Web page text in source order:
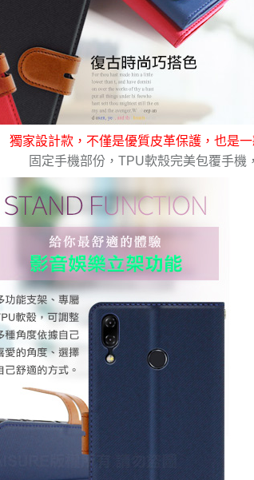
獨家設計款，不僅是優質皮革保護，也是
固定手機部份，TPU軟殼完美包覆手機